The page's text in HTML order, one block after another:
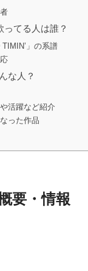
てる人は誰？
」の系譜
な人？
活躍など紹介
った作品
要・情報